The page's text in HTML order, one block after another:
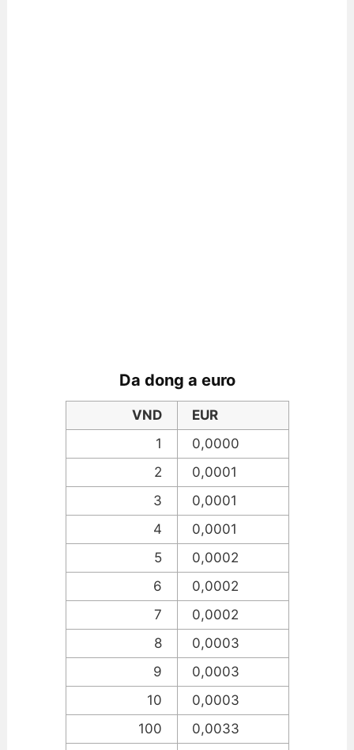
Da dong a euro
VND
EUR
1
0,0000
2
0,0001
3
0,0001
4
0,0001
5
0,0002
6
0,0002
7
0,0002
8
0,0003
9
0,0003
10
0,0003
100
0,0033